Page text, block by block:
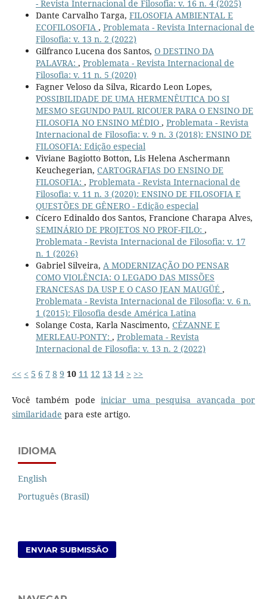
- Revista Internacional de Filosofia: v. 16 n. 4 (2025)
Dante Carvalho Targa, FILOSOFIA AMBIENTAL E
ECOFILOSOFIA , Problemata - Revista Internacional de
Filosofia: v. 13 n. 2 (2022)
Gilfranco Lucena dos Santos, O DESTINO DA
PALAVRA: , Problemata - Revista Internacional de
Filosofia: v. 11 n. 5 (2020)
Fagner Veloso da Silva, Ricardo Leon Lopes,
POSSIBILIDADE DE UMA HERMENÊUTICA DO SI
MESMO SEGUNDO PAUL RICOUER PARA O ENSINO DE
FILOSOFIA NO ENSINO MÉDIO , Problemata - Revista
Internacional de Filosofia: v. 9 n. 3 (2018): ENSINO DE
FILOSOFIA: Edição especial
Viviane Bagiotto Botton, Lis Helena Aschermann
Keuchegerian, CARTOGRAFIAS DO ENSINO DE
FILOSOFIA: , Problemata - Revista Internacional de
Filosofia: v. 11 n. 3 (2020): ENSINO DE FILOSOFIA E
QUESTÕES DE GÊNERO - Edição especial
Cícero Edinaldo dos Santos, Francione Charapa Alves,
SEMINÁRIO DE PROJETOS NO PROF-FILO: ,
Problemata - Revista Internacional de Filosofia: v. 17
n. 1 (2026)
Gabriel Silveira, A MODERNIZAÇÃO DO PENSAR
COMO VIOLÊNCIA: O LEGADO DAS MISSÕES
FRANCESAS DA USP E O CASO JEAN MAUGÜÉ ,
Problemata - Revista Internacional de Filosofia: v. 6 n.
1 (2015): Filosofia desde América Latina
Solange Costa, Karla Nascimento, CÉZANNE E
MERLEAU-PONTY: , Problemata - Revista
Internacional de Filosofia: v. 13 n. 2 (2022)
<< < 5 6 7 8 9 10 11 12 13 14 > >>
Você também podeiniciar uma pesquisa avançada por
similaridade para este artigo.
IDIOMA
English
Português (Brasil)
ENVIAR SUBMISSÃO